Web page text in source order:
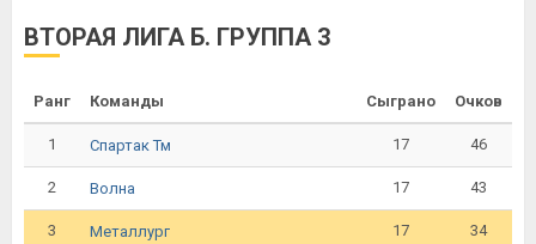
ВТОРАЯ ЛИГА Б. ГРУППА 3
Ранг Команды Сыграно Очков
1 Спартак Тм 17 46
2 Волна 17 43
3 Металлург 17 34